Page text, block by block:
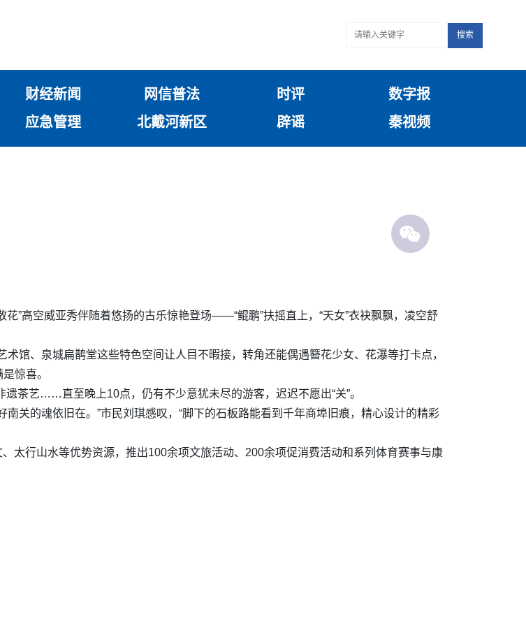
搜索
财经新闻 网信普法 时评
数字报
应急管理 北戴河新区 辟谣 秦视频
花”高空威亚秀伴随着悠扬的古乐惊艳登场——“鲲鹏”扶摇直上，“天女”衣袂飘飘，凌空舒
馆、泉城扁鹊堂这些特色空间让人目不暇接，转角还能偶遇簪花少女、花瀑等打卡点，
惊喜。
茶艺……直至晚上10点，仍有不少意犹未尽的游客，迟迟不愿出“关”。
关的魂依旧在。”市民刘琪感叹，“脚下的石板路能看到千年商埠旧痕，精心设计的精彩
、太行山水等优势资源，推出100余项文旅活动、200余项促消费活动和系列体育赛事与康